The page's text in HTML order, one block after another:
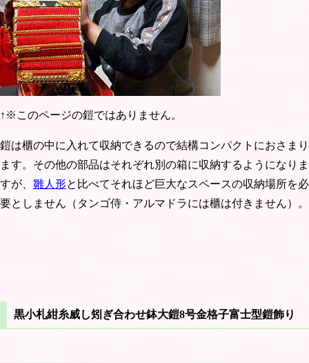
↑※このページの鎧ではありません。
鎧は櫃の中に入れて収納できるので結構コンパクトにおさまり
ます。その他の部品はそれぞれ別の箱に収納するようになりま
すが、 雛人形と比べてそれほど巨大なスペースの収納場所を必
要としません（タンゴ侍・アルマドラには櫃は付きません）。
黒小札紺糸威し矧ぎ合わせ鉢大鎧8号金格子富士型鎧飾り